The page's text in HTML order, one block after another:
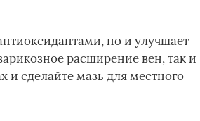
но и улучшает
расширение вен, так и
и сделайте мазь для местного